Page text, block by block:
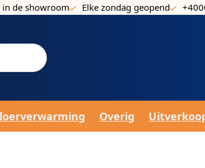
in de showroom Elke zondag geopend
Overig